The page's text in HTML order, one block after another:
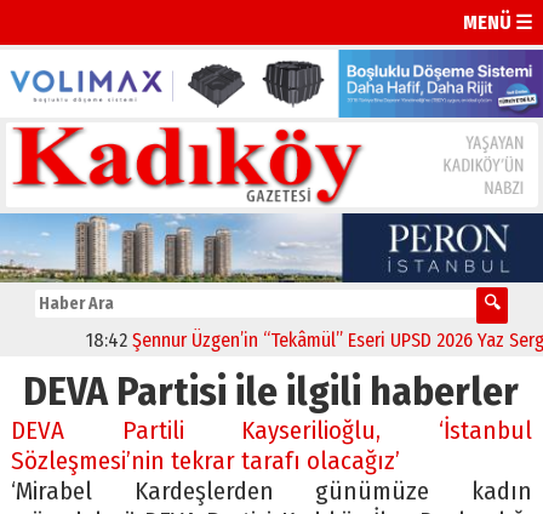
MENÜ ☰
18:42 Şennur Üzgen’in “Tekâmül” Eseri UPSD 2026 Yaz
DEVA Partisi ile ilgili haberler
DEVA Partili Kayserilioğlu, ‘İstanbul
Sözleşmesi’nin tekrar tarafı olacağız’
‘Mirabel Kardeşlerden günümüze kadın